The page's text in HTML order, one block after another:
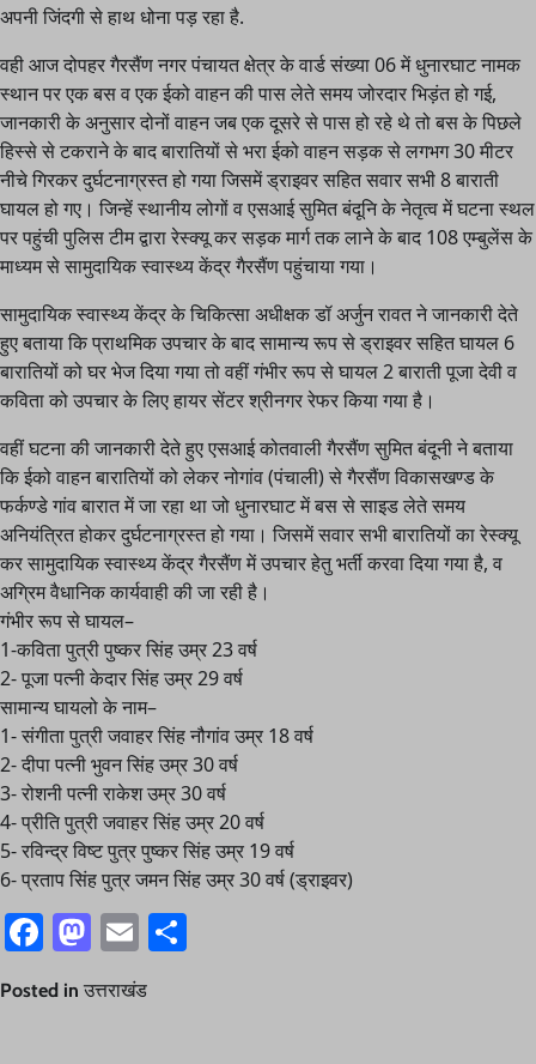
अपनी जिंदगी से हाथ धोना पड़ रहा है.
वही आज दोपहर गैरसैंण नगर पंचायत क्षेत्र के वार्ड संख्या 06 में धुनारघाट नामक
स्थान पर एक बस व एक ईको वाहन की पास लेते समय जोरदार भिड़ंत हो गई,
जानकारी के अनुसार दोनों वाहन जब एक दूसरे से पास हो रहे थे तो बस के पिछले
हिस्से से टकराने के बाद बारातियों से भरा ईको वाहन सड़क से लगभग 30 मीटर
नीचे गिरकर दुर्घटनाग्रस्त हो गया जिसमें ड्राइवर सहित सवार सभी 8 बाराती
घायल हो गए। जिन्हें स्थानीय लोगों व एसआई सुमित बंदूनि के नेतृत्व में घटना स्थल
पर पहुंची पुलिस टीम द्वारा रेस्क्यू कर सड़क मार्ग तक लाने के बाद 108 एम्बुलेंस के
माध्यम से सामुदायिक स्वास्थ्य केंद्र गैरसैंण पहुंचाया गया।
सामुदायिक स्वास्थ्य केंद्र के चिकित्सा अधीक्षक डॉ अर्जुन रावत ने जानकारी देते
हुए बताया कि प्राथमिक उपचार के बाद सामान्य रूप से ड्राइवर सहित घायल 6
बारातियों को घर भेज दिया गया तो वहीं गंभीर रूप से घायल 2 बाराती पूजा देवी व
कविता को उपचार के लिए हायर सेंटर श्रीनगर रेफर किया गया है।
वहीं घटना की जानकारी देते हुए एसआई कोतवाली गैरसैंण सुमित बंदूनी ने बताया
कि ईको वाहन बारातियों को लेकर नोगांव (पंचाली) से गैरसैंण विकासखण्ड के
फर्कण्डे गांव बारात में जा रहा था जो धुनारघाट में बस से साइड लेते समय
अनियंत्रित होकर दुर्घटनाग्रस्त हो गया। जिसमें सवार सभी बारातियों का रेस्क्यू
कर सामुदायिक स्वास्थ्य केंद्र गैरसैंण में उपचार हेतु भर्ती करवा दिया गया है, व
अग्रिम वैधानिक कार्यवाही की जा रही है।
गंभीर रूप से घायल–
1-कविता पुत्री पुष्कर सिंह उम्र 23 वर्ष
2- पूजा पत्नी केदार सिंह उम्र 29 वर्ष
सामान्य घायलो के नाम–
1- संगीता पुत्री जवाहर सिंह नौगांव उम्र 18 वर्ष
2- दीपा पत्नी भुवन सिंह उम्र 30 वर्ष
3- रोशनी पत्नी राकेश उम्र 30 वर्ष
4- प्रीति पुत्री जवाहर सिंह उम्र 20 वर्ष
5- रविन्द्र विष्ट पुत्र पुष्कर सिंह उम्र 19 वर्ष
6- प्रताप सिंह पुत्र जमन सिंह उम्र 30 वर्ष (ड्राइवर)
Facebook
Mastodon
Email
Posted in उत्तराखंड